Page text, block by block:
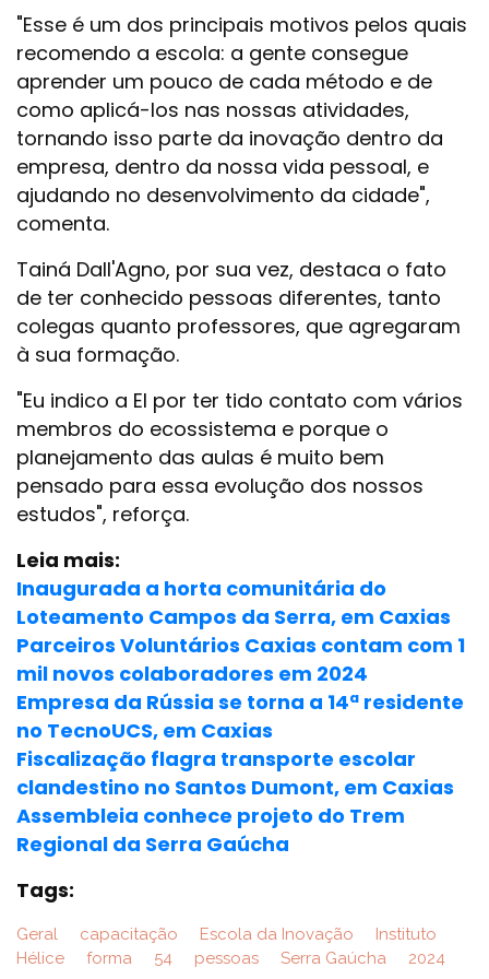
"Esse é um dos principais motivos pelos quais
recomendo a escola: a gente consegue
aprender um pouco de cada método e de
como aplicá-los nas nossas atividades,
tornando isso parte da inovação dentro da
empresa, dentro da nossa vida pessoal, e
ajudando no desenvolvimento da cidade",
comenta.
Tainá Dall'Agno, por sua vez, destaca o fato
de ter conhecido pessoas diferentes, tanto
colegas quanto professores, que agregaram
à sua formação.
"Eu indico a EI por ter tido contato com vários
membros do ecossistema e porque o
planejamento das aulas é muito bem
pensado para essa evolução dos nossos
estudos", reforça.
Leia mais:
Inaugurada a horta comunitária do
Loteamento Campos da Serra, em Caxias
Parceiros Voluntários Caxias contam com 1
mil novos colaboradores em 2024
Empresa da Rússia se torna a 14ª residente
no TecnoUCS, em Caxias
Fiscalização flagra transporte escolar
clandestino no Santos Dumont, em Caxias
Assembleia conhece projeto do Trem
Regional da Serra Gaúcha
Tags:
Geral capacitação Escola da Inovação
Instituto
Hélice
forma 54 pessoas Serra Gaúcha 2024